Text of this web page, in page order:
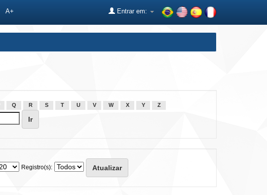
A+ Entrar em:
Q R S T U V W X Y Z
Registro(s):